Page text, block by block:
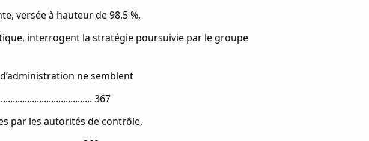
versée à hauteur de 98,5 %,
interrogent la stratégie poursuivie par le groupe
ne semblent
367
par les autorités de contrôle,